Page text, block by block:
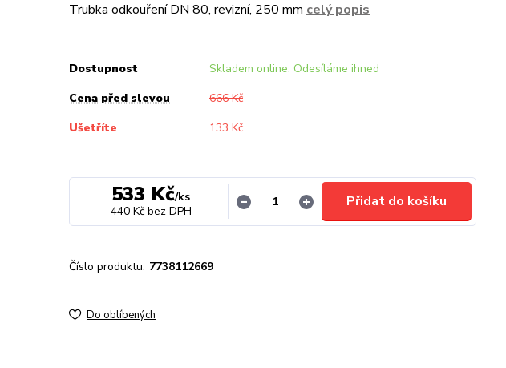
Trubka odkouření DN 80, revizní, 250 mm celý popis
Dostupnost
Skladem online. Odesíláme ihned
Cena před slevou
666 Kč
Ušetříte
133 Kč
533 Kč/ks
440 Kč bez DPH
Přidat do košíku
Číslo produktu: 7738112669
Do oblíbených